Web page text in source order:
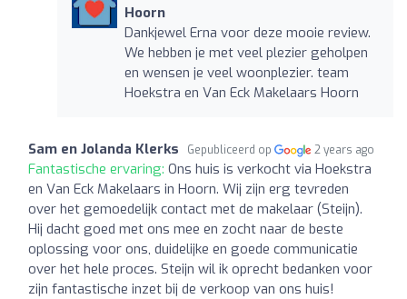
Hoorn
Dankjewel Erna voor deze mooie review.
We hebben je met veel plezier geholpen
en wensen je veel woonplezier. team
Hoekstra en Van Eck Makelaars Hoorn
Sam en Jolanda Klerks Gepubliceerd op 2 years ago
Fantastische ervaring: Ons huis is verkocht via Hoekstra
en Van Eck Makelaars in Hoorn. Wij zijn erg tevreden
over het gemoedelijk contact met de makelaar (Steijn).
Hij dacht goed met ons mee en zocht naar de beste
oplossing voor ons, duidelijke en goede communicatie
over het hele proces. Steijn wil ik oprecht bedanken voor
zijn fantastische inzet bij de verkoop van ons huis!